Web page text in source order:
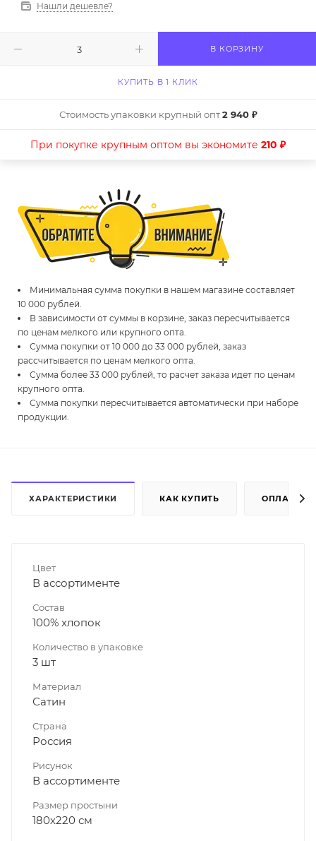
Нашли дешевле?
В КОРЗИНУ
КУПИТЬ В 1 КЛИК
Стоимость упаковки крупный опт2 940 ₽
При покупке крупным оптом вы экономите 210 ₽
Минимальная сумма покупки в нашем магазине составляет
10 000 рублей.
В зависимости от суммы в корзине, заказ пересчитывается
по ценам мелкого или крупного опта.
Сумма покупки от 10 000 до 33 000 рублей, заказ
рассчитывается по ценам мелкого опта.
Сумма более 33 000 рублей, то расчет заказа идет по ценам
крупного опта.
Сумма покупки пересчитывается автоматически при наборе
продукции.
ХАРАКТЕРИСТИКИ КАК КУПИТЬ ОПЛАТА
Цвет
В ассортименте
Состав
100% хлопок
Количество в упаковке
3 шт
Материал
Сатин
Страна
Россия
Рисунок
В ассортименте
Размер простыни
180х220 см